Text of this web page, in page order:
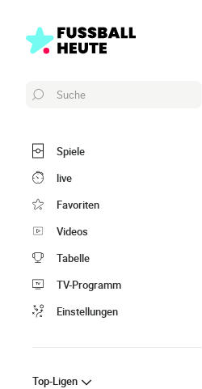
Suche
Spiele
live
Favoriten
Videos
Tabelle
TV-Programm
Einstellungen
Top-Ligen